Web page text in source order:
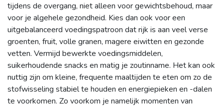
tijdens de overgang, niet alleen voor gewichtsbehoud, maar
voor je algehele gezondheid. Kies dan ook voor een
uitgebalanceerd voedingspatroon dat rijk is aan veel verse
groenten, fruit, volle granen, magere eiwitten en gezonde
vetten. Vermijd bewerkte voedingsmiddelen,
suikerhoudende snacks en matig je zoutinname. Het kan ook
nuttig zijn om kleine, frequente maaltijden te eten om zo de
stofwisseling stabiel te houden en energiepieken en -dalen
te voorkomen. Zo voorkom je namelijk momenten van